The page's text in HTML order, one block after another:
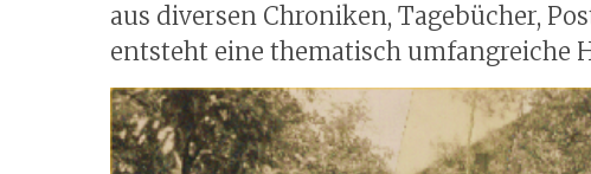
aus diversen Chroniken, Tagebücher,
entsteht eine thematisch umfangreiche